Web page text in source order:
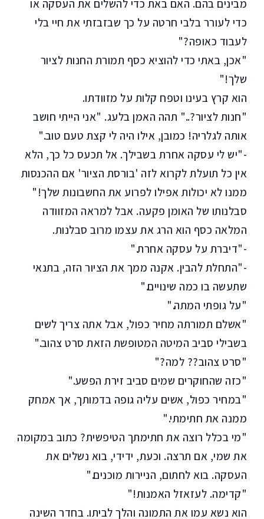
מבינים בהם. האם באת כדי להשלים את העסקה או
כדי לעורר בלבי חרטה על כך שבזבזתי את חיי בלי
לעבוד כאופה?"
"אכן, באתי כדי להוציא כסף תמורת החנות לציור
שלך!"
הוא קרץ בעינו וטפח קלות על מזוודתו.
"חנות לציור?.." תהה האמן בלעג. "אני הייתי חושב
אותה לגלריה! כמובן, אילו היה לי קצת טעם טוב."
-"יש לי עסקה אחרת בשבילך. אל תכעס כל כך, הלא
אין כל תועלת לקרוא לזה 'בורסת הציור' אם ההכנסות
ממנו לא יכולות אפילו לפרוע את החשבונות שלך!"
סבלנותו של האומן פקעה. אבל למראה המזוודה
המלאה כסף הוא הרג את עצמו מרוב סבלנות.
-"דיברת על עסקה אחרת."
-"התחלת להבין. אקנה ממך את הציור הזה, בתנאי
שתעשה בו כמה שינויים."
"על גופתי המתה."
"אשלם תמורתה מחיר כפול, אבל אתה צריך לשים
בשבילי סביב המיטה המטופשת הזאת סרט צהוב."
"סרט צהוב?? למה?"
"כזה שהחוקרים שמים סביב זירת הפשע."
"במחיר כפול, אשים עליה גופה בדמותך, אך אמחק
ממנה את חתימתי."
"מי בכלל רוצה את חתימתך הטיפשית? כתוב במקומה
את שמי, אם תרצה. וכעת, ידידי, בוא נשלים את
העסקה. בוא לחתום, הניירות מוכנים."
"קדימה. לעזאזל האמנות!"
הוא נשא עמו את התמונה והלך לביתו. בחדר השינה